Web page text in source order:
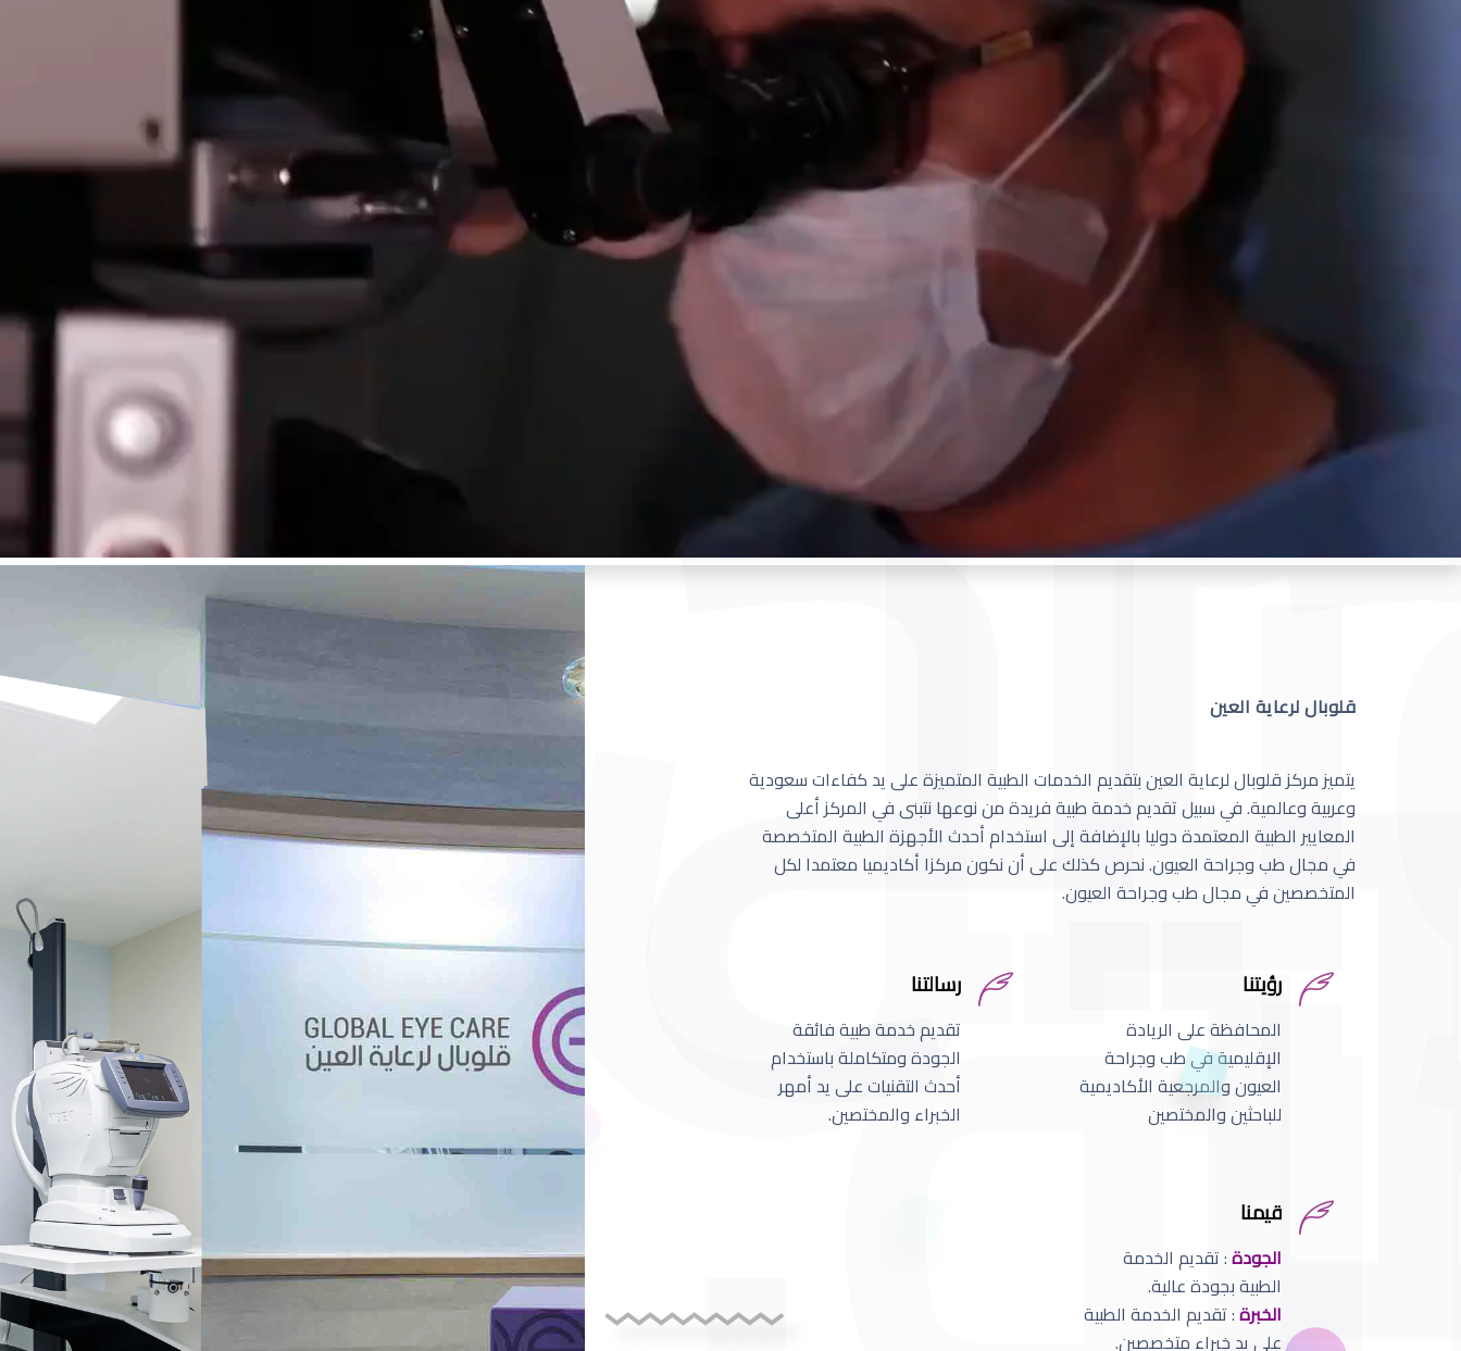
قلوبال لرعاية العين
يتميز مركز قلوبال لرعاية العين بتقديم الخدمات الطبية المتميزة على يد كفاءات سعودية
وعربية وعالمية. في سبيل تقديم خدمة طبية فريدة من نوعها نتبنى في المركز أعلى
المعايير الطبية المعتمدة دوليا بالإضافة إلى استخدام أحدث الأجهزة الطبية المتخصصة
في مجال طب وجراحة العيون. نحرص كذلك على أن نكون مركزا أكاديميا معتمدا لكل
المتخصصين في مجال طب وجراحة العيون.
رؤيتنا
المحافظة على الريادة
الإقليمية في طب وجراحة
العيون والمرجعية الأكاديمية
للباحثين والمختصين
رسالتنا
تقديم خدمة طبية فائقة
الجودة ومتكاملة باستخدام
أحدث التقنيات على يد أمهر
الخبراء والمختصين.
قيمنا
الجودة: تقديم الخدمة
الطبية بجودة عالية.
الخبرة: تقديم الخدمة الطبية
على يد خبراء متخصصين.